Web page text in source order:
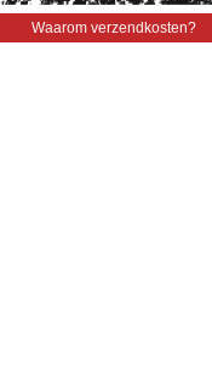
Waarom verzendkosten?